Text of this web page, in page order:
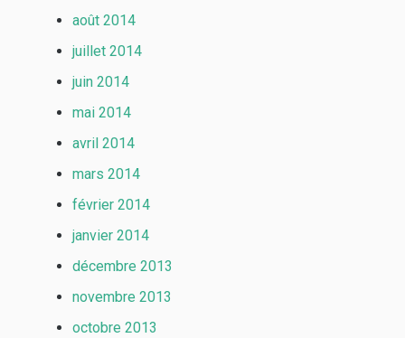
août 2014
juillet 2014
juin 2014
mai 2014
avril 2014
mars 2014
février 2014
janvier 2014
décembre 2013
novembre 2013
octobre 2013